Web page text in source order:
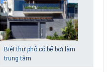
Biệt thự phố có bể bơi làm
trung tâm